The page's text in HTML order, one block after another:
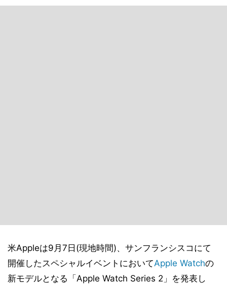
米Appleは9月7日(現地時間)、サンフランシスコにて
開催したスペシャルイベントにおいてApple Watchの
新モデルとなる「Apple Watch Series 2」を発表し